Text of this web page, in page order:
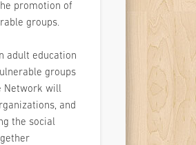
promotion of
groups.
adult education
groups
Network will
and
the social